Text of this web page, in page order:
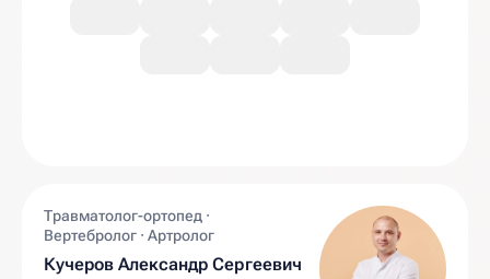
Травматолог-ортопед ·
Вертебролог · Артролог
Кучеров Александр Сергеевич